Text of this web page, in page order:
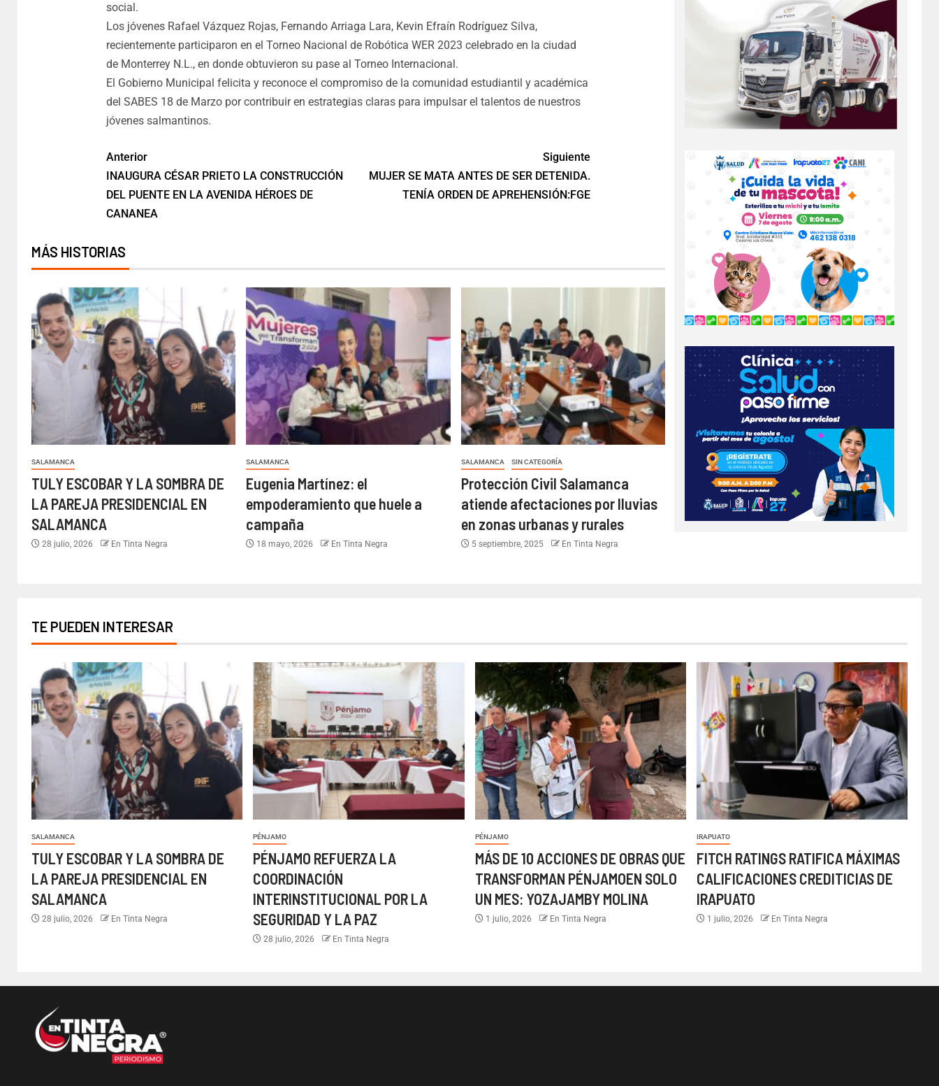
social.
Los jóvenes Rafael Vázquez Rojas, Fernando Arriaga Lara, Kevin Efraín Rodríguez Silva,
recientemente participaron en el Torneo Nacional de Robótica WER 2023 celebrado en la ciudad
de Monterrey N.L., en donde obtuvieron su pase al Torneo Internacional.
El Gobierno Municipal felicita y reconoce el compromiso de la comunidad estudiantil y académica
del SABES 18 de Marzo por contribuir en estrategias claras para impulsar el talentos de nuestros
jóvenes salmantinos.
Anterior
INAUGURA CÉSAR PRIETO LA CONSTRUCCIÓN
DEL PUENTE EN LA AVENIDA HÉROES DE
CANANEA
Siguiente
MUJER SE MATA ANTES DE SER DETENIDA.
TENÍA ORDEN DE APREHENSIÓN:FGE
MÁS HISTORIAS
SALAMANCA
TULY ESCOBAR Y LA SOMBRA DE
LA PAREJA PRESIDENCIAL EN
SALAMANCA
28 julio, 2026 En Tinta Negra
SALAMANCA
Eugenia Martínez: el
empoderamiento que huele a
campaña
18 mayo, 2026 En Tinta Negra
SALAMANCA SIN CATEGORÍA
Protección Civil Salamanca
atiende afectaciones por lluvias
en zonas urbanas y rurales
5 septiembre, 2025 En Tinta Negra
TE PUEDEN INTERESAR
SALAMANCA
TULY ESCOBAR Y LA SOMBRA DE
LA PAREJA PRESIDENCIAL EN
SALAMANCA
28 julio, 2026 En Tinta Negra
PÉNJAMO
PÉNJAMO REFUERZA LA
COORDINACIÓN
INTERINSTITUCIONAL POR LA
SEGURIDAD Y LA PAZ
28 julio, 2026 En Tinta Negra
PÉNJAMO
MÁS DE 10 ACCIONES DE OBRAS QUE
TRANSFORMAN PÉNJAMOEN SOLO
UN MES: YOZAJAMBY MOLINA
1 julio, 2026 En Tinta Negra
IRAPUATO
FITCH RATINGS RATIFICA MÁXIMAS
CALIFICACIONES CREDITICIAS DE
IRAPUATO
1 julio, 2026 En Tinta Negra